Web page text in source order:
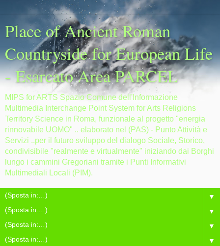
Place of Ancient Roman
Countryside for European Life
- Esarcato Area PARCEL
MIPS for ARTS Spazio Comune dell'Informazione
Multimedia Interchange Point System for Arts Religions
Territory Science in Roma, funzionale al progetto "energia
rinnovabile UOMO" .. elaborato nel (PAS) - Punto Attività e
Servizi ..per il futuro sviluppo del dialogo Sociale, Storico,
condivisibile "realmente e virtualmente" iniziando dai Borghi
lungo i cammini Gregoriani tramite i Punti Informativi
Multimediali Locali (PIM).
▼
▼
▼
▼